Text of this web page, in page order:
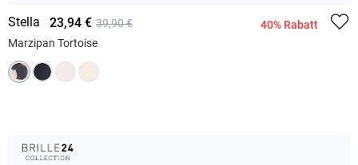
Stella 23,94 € 39,90 €
40% Rabatt
Marzipan Tortoise